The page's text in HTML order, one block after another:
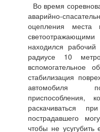
Во время
аварийно-
оцепления места
находился
радиусе 10
вспомогательное
стабилизация
автомобиля
приспособления,
раскачиваться
пострадавшего
чтобы не усугубить